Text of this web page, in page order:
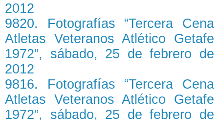
2012
9820. Fotografías “Tercera Cena
Atletas Veteranos Atlético Getafe
1972”, sábado, 25 de febrero de
2012
9816. Fotografías “Tercera Cena
Atletas Veteranos Atlético Getafe
1972”, sábado, 25 de febrero de